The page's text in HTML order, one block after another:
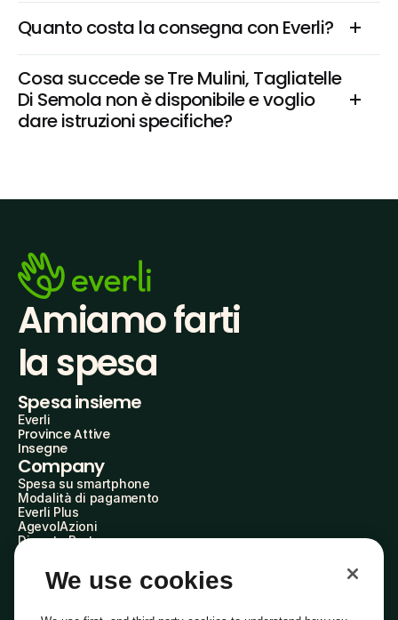
Quanto costa la consegna con Everli?
Cosa succede se Tre Mulini, Tagliatelle
Di Semola non è disponibile e voglio
dare istruzioni specifiche?
Amiamo farti
la spesa
Spesa insieme
Everli
Province Attive
Insegne
Company
Spesa su smartphone
Modalità di pagamento
Everli Plus
AgevolAzioni
Diventa Partner
Everli Shoppers
About Us
We use cookies